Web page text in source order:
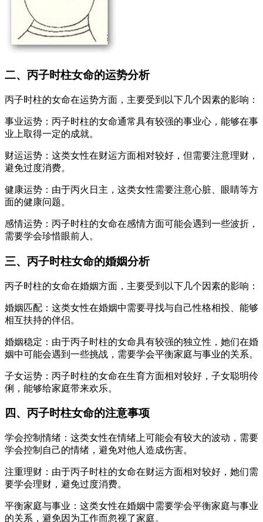
二、丙子时柱女命的运势分析
丙子时柱的女命在运势方面，主要受到以下几个因素的影响：
事业运势：丙子时柱的女命通常具有较强的事业心，能够在事
业上取得一定的成就。
财运运势：这类女性在财运方面相对较好，但需要注意理财，
避免过度消费。
健康运势：由于丙火日主，这类女性需要注意心脏、眼睛等方
面的健康问题。
感情运势：丙子时柱的女命在感情方面可能会遇到一些波折，
需要学会珍惜眼前人。
三、丙子时柱女命的婚姻分析
丙子时柱的女命在婚姻方面，主要受到以下几个因素的影响：
婚姻匹配：这类女性在婚姻中需要寻找与自己性格相投、能够
相互扶持的伴侣。
婚姻稳定：由于丙子时柱的女命具有较强的独立性，她们在婚
姻中可能会遇到一些挑战，需要学会平衡家庭与事业的关系。
子女运势：丙子时柱的女命在生育方面相对较好，子女聪明伶
俐，能够给家庭带来欢乐。
四、丙子时柱女命的注意事项
学会控制情绪：这类女性在情绪上可能会有较大的波动，需要
学会控制自己的情绪，避免对他人造成伤害。
注重理财：由于丙子时柱的女命在财运方面相对较好，她们需
要学会理财，避免过度消费。
平衡家庭与事业：这类女性在婚姻中需要学会平衡家庭与事业
的关系，避免因为工作而忽视了家庭。